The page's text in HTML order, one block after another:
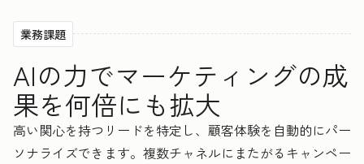
業務課題
AIの力でマーケティングの成
果を何倍にも拡大
高い関心を持つリードを特定し、顧客体験を自動的にパー
ソナライズできます。複数チャネルにまたがるキャンペー